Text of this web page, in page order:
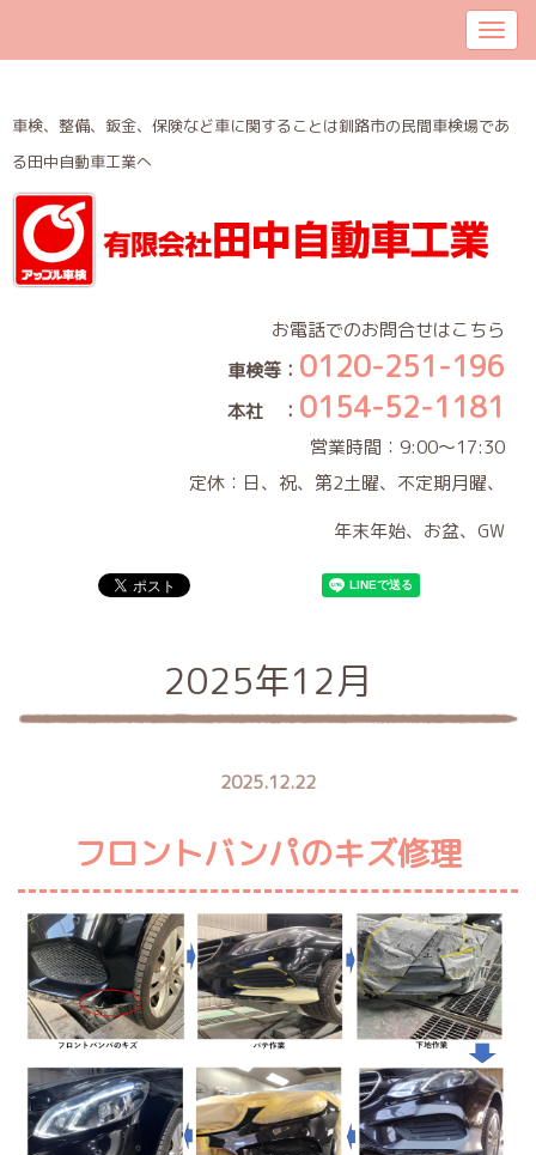
車検、整備、鈑金、保険など車に関することは釧路市の民間車検場であ
る田中自動車工業へ
お電話でのお問合せはこちら
車検等： 0120-251-196
本社 ： 0154-52-1181
営業時間：9:00～17:30
定休：日、祝、第2土曜、不定期月曜、
年末年始、お盆、GW
2025年12月
2025.12.22
フロントバンパのキズ修理